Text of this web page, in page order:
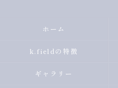
ホーム
k.fieldの特徴
ギャラリー